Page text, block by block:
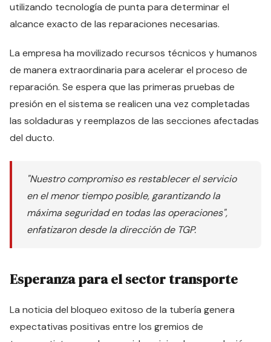
utilizando tecnología de punta para determinar el
alcance exacto de las reparaciones necesarias.
La empresa ha movilizado recursos técnicos y humanos
de manera extraordinaria para acelerar el proceso de
reparación. Se espera que las primeras pruebas de
presión en el sistema se realicen una vez completadas
las soldaduras y reemplazos de las secciones afectadas
del ducto.
"Nuestro compromiso es restablecer el servicio
en el menor tiempo posible, garantizando la
máxima seguridad en todas las operaciones",
enfatizaron desde la dirección de TGP.
Esperanza para el sector transporte
La noticia del bloqueo exitoso de la tubería genera
expectativas positivas entre los gremios de